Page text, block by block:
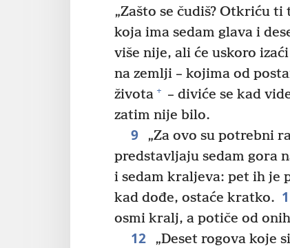
„Zašto se čudiš? Otkriću ti
koja ima sedam glava i
više nije, ali će uskoro
na zemlji – kojima od
života + – diviće se kad
zatim nije bilo.
9 „Za ovo su potrebni
predstavljaju sedam gora
i sedam kraljeva: pet ih je
kad dođe, ostaće kratko.
osmi kralj, a potiče od
12
„Deset rogova koje